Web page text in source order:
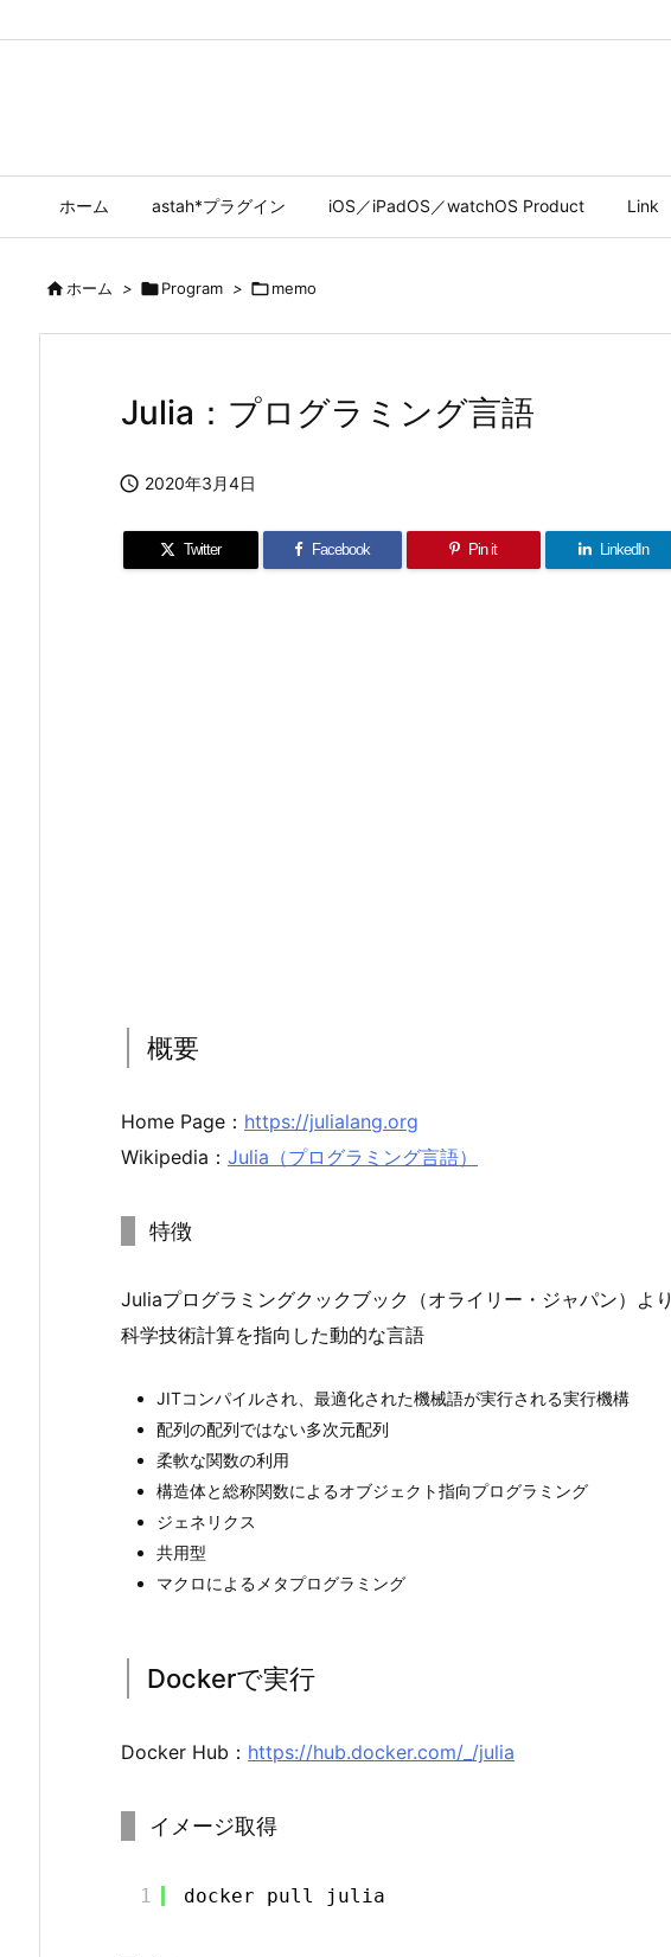
ホーム astah*プラグイン iOS／iPadOS／watchOS Product Link
ホーム > Program > memo
Julia：プログラミング言語
 2020年3月4日
Twitter Facebook Pin it LinkedIn
概要
Home Page： https://julialang.org
Wikipedia： Julia（プログラミング言語）
特徴
Juliaプログラミングクックブック（オライリー・ジャパン）より
科学技術計算を指向した動的な言語
JITコンパイルされ、最適化された機械語が実行される実行機構
配列の配列ではない多次元配列
柔軟な関数の利用
構造体と総称関数によるオブジェクト指向プログラミング
ジェネリクス
共用型
マクロによるメタプログラミング
Dockerで実行
Docker Hub： https://hub.docker.com/_/julia
イメージ取得
1 docker pull julia